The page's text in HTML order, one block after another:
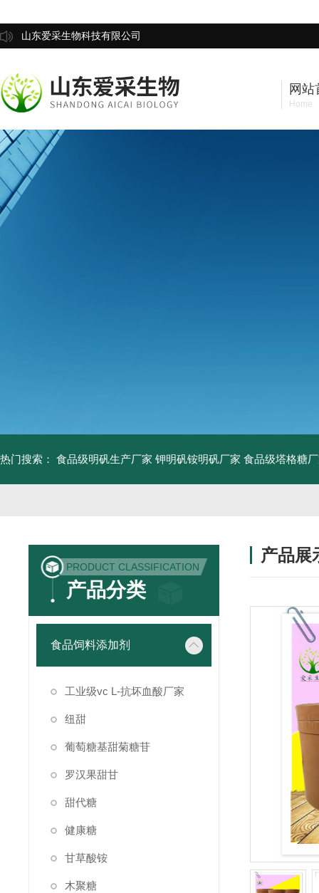
山东爱采生物科技有限公司
网站
Home
热门搜索： 食品级明矾生产厂家 钾明矾铵明矾厂家 食品级塔格糖
PRODUCT CLASSIFICATION
产品分类
食品饲料添加剂
工业级vc L-抗坏血酸厂家
纽甜
葡萄糖基甜菊糖苷
罗汉果甜甘
甜代糖
健康糖
甘草酸铵
木聚糖
产品展